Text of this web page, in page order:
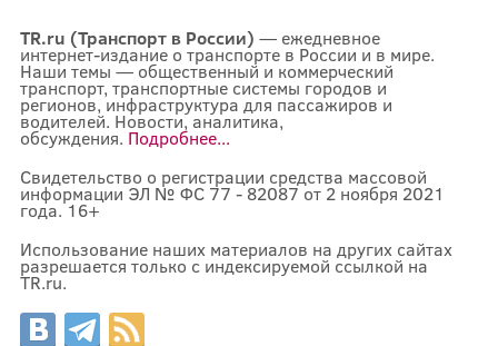
TR.ru (Транспорт в России) — ежедневное
интернет-издание о транспорте в России и в мире.
Наши темы — общественный и коммерческий
транспорт, транспортные системы городов и
регионов, инфраструктура для пассажиров и
водителей. Новости, аналитика,
обсуждения. Подробнее...
Свидетельство о регистрации средства массовой
информации ЭЛ № ФС 77 - 82087 от 2 ноября 2021
года. 16+
Использование наших материалов на других сайтах
разрешается только с индексируемой ссылкой на
TR.ru.